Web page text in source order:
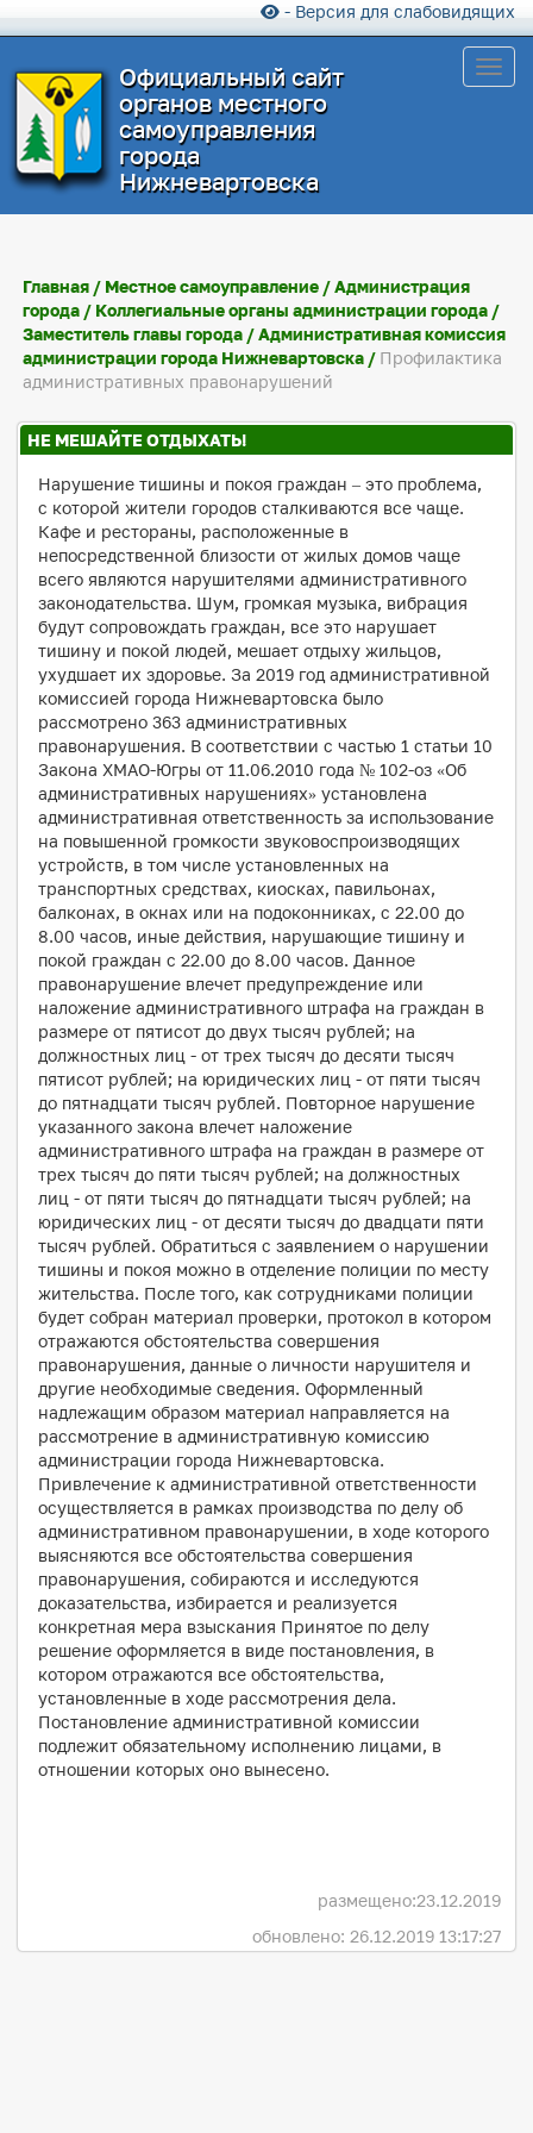
- Версия для слабовидящих
Официальный сайт
органов местного
самоуправления
города
Нижневартовска
Главная / Местное самоуправление /Администрация
города / Коллегиальные органы администрации города /
Заместитель главы города /Административная комиссия
администрации города Нижневартовска / Профилактика
административных правонарушений
НЕ МЕШАЙТЕ ОТДЫХАТЬ!
Нарушение тишины и покоя граждан – это проблема,
с которой жители городов сталкиваются все чаще.
Кафе и рестораны, расположенные в
непосредственной близости от жилых домов чаще
всего являются нарушителями административного
законодательства. Шум, громкая музыка, вибрация
будут сопровождать граждан, все это нарушает
тишину и покой людей, мешает отдыху жильцов,
ухудшает их здоровье. За 2019 год административной
комиссией города Нижневартовска было
рассмотрено 363 административных
правонарушения. В соответствии с частью 1 статьи 10
Закона ХМАО-Югры от 11.06.2010 года № 102-оз «Об
административных нарушениях» установлена
административная ответственность за использование
на повышенной громкости звуковоспроизводящих
устройств, в том числе установленных на
транспортных средствах, киосках, павильонах,
балконах, в окнах или на подоконниках, с 22.00 до
8.00 часов, иные действия, нарушающие тишину и
покой граждан с 22.00 до 8.00 часов. Данное
правонарушение влечет предупреждение или
наложение административного штрафа на граждан в
размере от пятисот до двух тысяч рублей; на
должностных лиц - от трех тысяч до десяти тысяч
пятисот рублей; на юридических лиц - от пяти тысяч
до пятнадцати тысяч рублей. Повторное нарушение
указанного закона влечет наложение
административного штрафа на граждан в размере от
трех тысяч до пяти тысяч рублей; на должностных
лиц - от пяти тысяч до пятнадцати тысяч рублей; на
юридических лиц - от десяти тысяч до двадцати пяти
тысяч рублей. Обратиться с заявлением о нарушении
тишины и покоя можно в отделение полиции по месту
жительства. После того, как сотрудниками полиции
будет собран материал проверки, протокол в котором
отражаются обстоятельства совершения
правонарушения, данные о личности нарушителя и
другие необходимые сведения. Оформленный
надлежащим образом материал направляется на
рассмотрение в административную комиссию
администрации города Нижневартовска.
Привлечение к административной ответственности
осуществляется в рамках производства по делу об
административном правонарушении, в ходе которого
выясняются все обстоятельства совершения
правонарушения, собираются и исследуются
доказательства, избирается и реализуется
конкретная мера взыскания Принятое по делу
решение оформляется в виде постановления, в
котором отражаются все обстоятельства,
установленные в ходе рассмотрения дела.
Постановление административной комиссии
подлежит обязательному исполнению лицами, в
отношении которых оно вынесено.
размещено:23.12.2019
обновлено: 26.12.2019 13:17:27